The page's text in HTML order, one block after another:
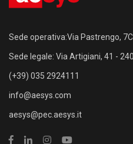
Sede operativa:Via Pastrengo,
Sede legale: Via Artigiani, 41 -
(+39) 035 2924111
info@aesys.com
aesys@pec.aesys.it